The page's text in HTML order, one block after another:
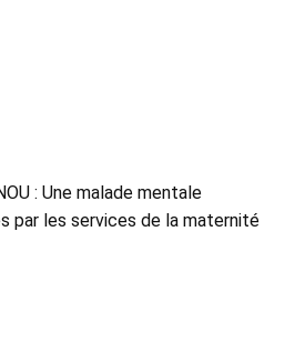
: Une malade mentale
par les services de la maternité